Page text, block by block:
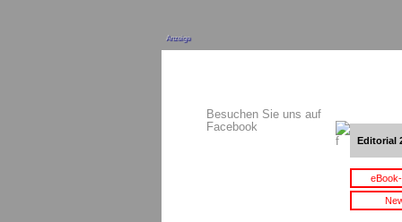
Anzeige
Besuchen Sie uns auf
Facebook
Editorial